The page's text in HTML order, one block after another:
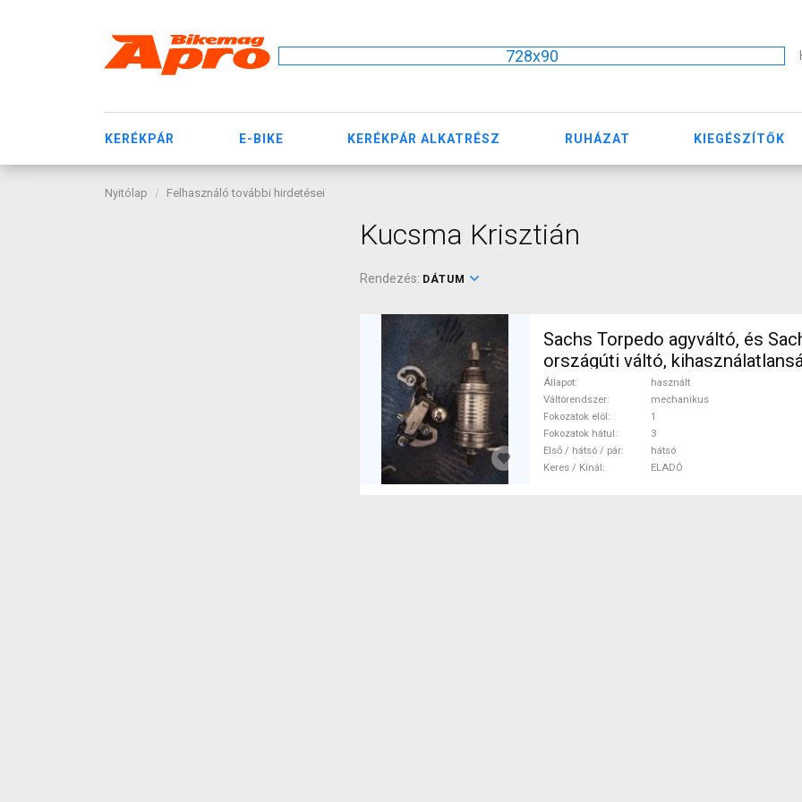
728x90
KERÉKPÁR E-BIKE KERÉKPÁR ALKATRÉSZ RUHÁZAT KIEGÉSZÍTŐK
Nyitólap Felhasználó további hirdetései
Kucsma Krisztián
Rendezés: DÁTUM
Sachs Torpedo agyváltó, és
országúti váltó,
eladó! Torpedo S3, Rival touring Országúti /
Gravel / Triatlon Alkatrész,
Váltó / Váltórendszer / DI2
használt ELADÓ
Állapot
használt
Váltórendszer
mechanikus
Fokozatok elöl
1
Fokozatok hátul
3
Első / hátsó / pár
hátsó
Keres / Kínál
ELADÓ